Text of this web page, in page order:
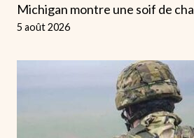
Michigan montre une soif de
5 août 2026